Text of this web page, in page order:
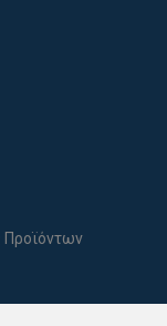
Προϊόντων